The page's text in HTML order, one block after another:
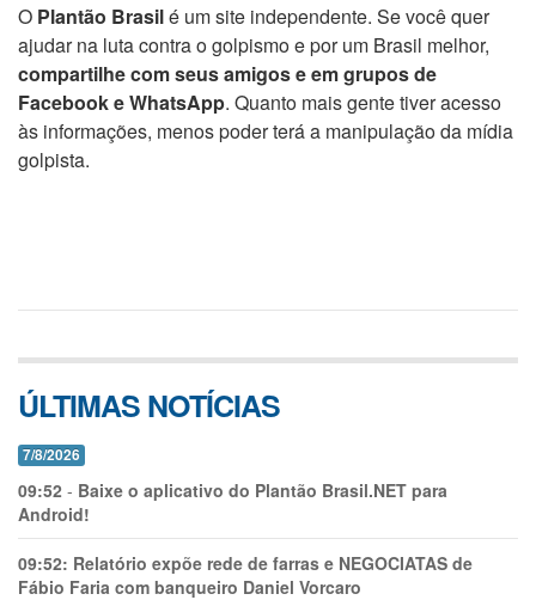
O Plantão Brasilé um site independente. Se você quer
ajudar na luta contra o golpismo e por um Brasil melhor,
compartilhe com seus amigos e em grupos de
Facebook e WhatsApp. Quanto mais gente tiver acesso
às informações, menos poder terá a manipulação da mídia
golpista.
ÚLTIMAS NOTÍCIAS
7/8/2026
09:52 - Baixe o aplicativo do Plantão Brasil.NET para
Android!
09:52: Relatório expõe rede de farras e NEGOCIATAS de
Fábio Faria com banqueiro Daniel Vorcaro